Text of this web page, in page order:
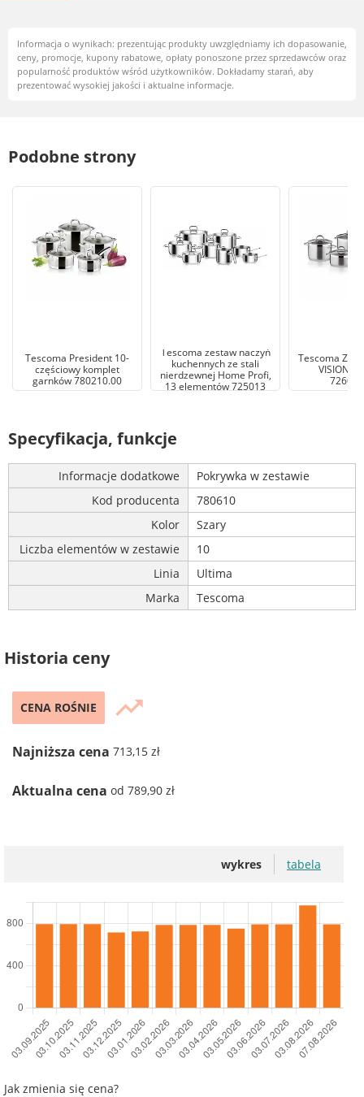
Informacja o wynikach: prezentując produkty uwzględniamy ich dopasowanie,
ceny, promocje, kupony rabatowe, opłaty ponoszone przez sprzedawców oraz
popularność produktów wśród użytkowników. Dokładamy starań, aby
prezentować wysokiej jakości i aktualne informacje.
Podobne strony
Tescoma President 10-
częściowy komplet
garnków 780210.00
Tescoma zestaw naczyń
kuchennych ze stali
nierdzewnej Home Profi,
13 elementów 725013
Tescoma
VISION
Specyfikacja, funkcje
Informacje dodatkowe
Pokrywka w zestawie
Kod producenta
780610
Kolor
Szary
Liczba elementów w zestawie
10
Linia
Ultima
Marka
Tescoma
Historia ceny
CENA ROŚNIE trending_up
Najniższa cena 713,15 zł
Aktualna cena od 789,90 zł
wykres tabela
Jak zmienia się cena?